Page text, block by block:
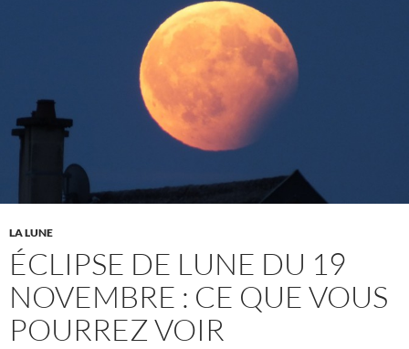
LA LUNE
ÉCLIPSE DE LUNE DU 19
NOVEMBRE : CE QUE VOUS
POURREZ VOIR